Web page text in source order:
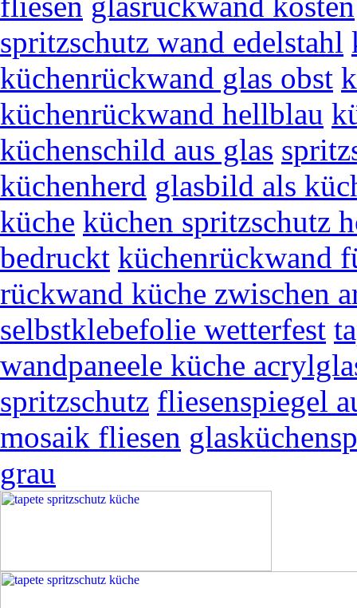
spritzschutz wand edelstahl
küchenrückwand glas obst
küchenrückwand hellblau
küchenschild aus glas
küchenherd glasbild als
küche küchen spritzschutz
bedruckt küchenrückwand
rückwand küche zwischen
selbstklebefolie wetterfest
wandpaneele küche
spritzschutz fliesenspiegel
mosaik fliesen
grau